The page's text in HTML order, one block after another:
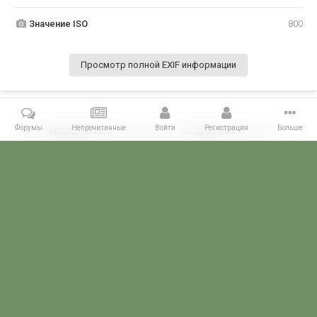
Значение ISO 800
Просмотр полной EXIF информации
Поделиться Подписчики 1
Форумы Непрочитанные Войти Регистрация Больше